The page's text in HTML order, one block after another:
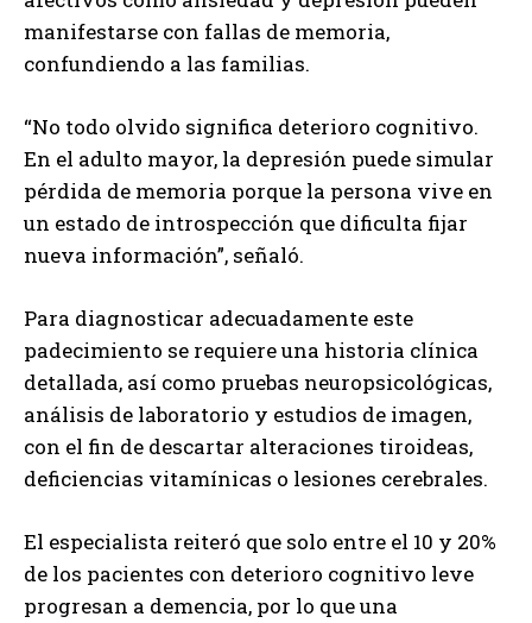
manifestarse con fallas de memoria,
confundiendo a las familias.
“No todo olvido significa deterioro cognitivo.
En el adulto mayor, la depresión puede simular
pérdida de memoria porque la persona vive en
un estado de introspección que dificulta fijar
nueva información”, señaló.
Para diagnosticar adecuadamente este
padecimiento se requiere una historia clínica
detallada, así como pruebas neuropsicológicas,
análisis de laboratorio y estudios de imagen,
con el fin de descartar alteraciones tiroideas,
deficiencias vitamínicas o lesiones cerebrales.
El especialista reiteró que solo entre el 10 y 20%
de los pacientes con deterioro cognitivo leve
progresan a demencia, por lo que una